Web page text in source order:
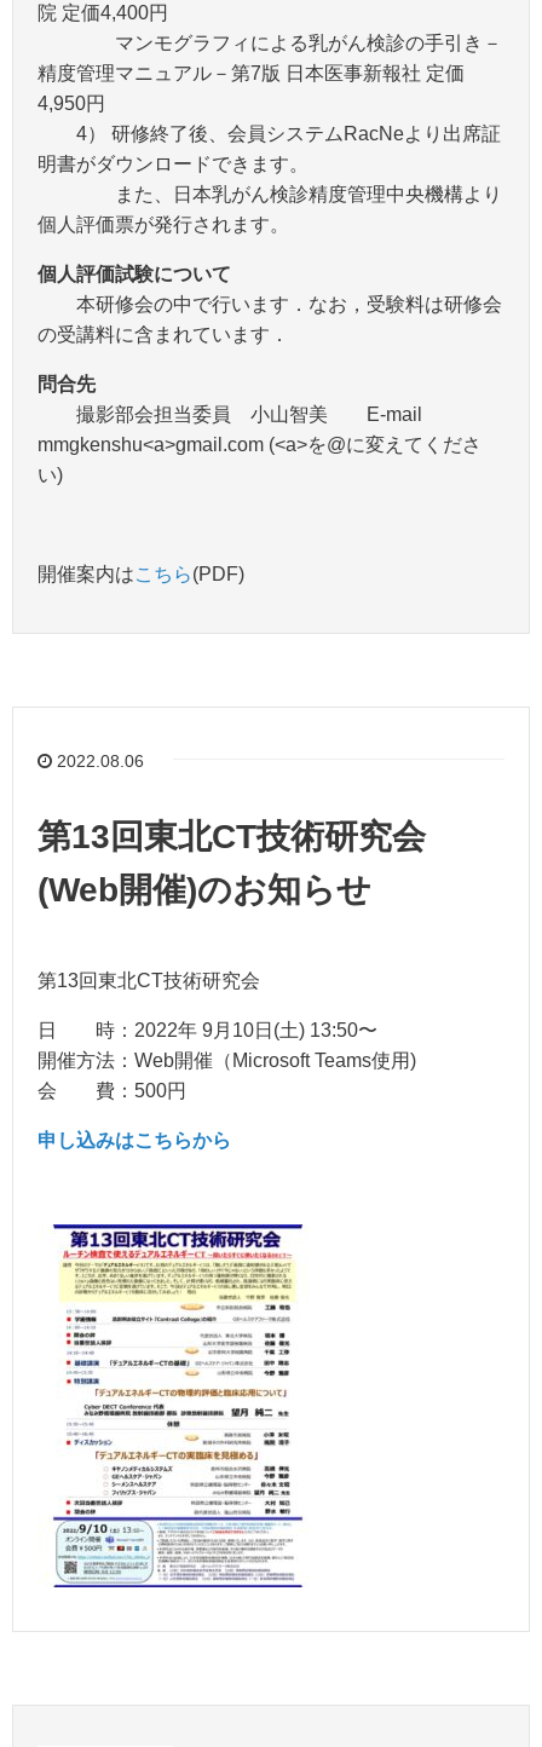
院 定価4,400円
マンモグラフィによる乳がん検診の手引き－
精度管理マニュアル－第7版 日本医事新報社 定価
4,950円
4） 研修終了後、会員システムRacNeより出席証
明書がダウンロードできます。
また、日本乳がん検診精度管理中央機構より
個人評価票が発行されます。
個人評価試験について
本研修会の中で行います．なお，受験料は研修会
の受講料に含まれています．
問合先
撮影部会担当委員 小山智美 E-mail
mmgkenshu<a>gmail.com (<a>を@に変えてくださ
い)
開催案内はこちら(PDF)
2022.08.06
第13回東北CT技術研究会
(Web開催)のお知らせ
第13回東北CT技術研究会
日 時：2022年 9月10日(土) 13:50〜
開催方法：Web開催（Microsoft Teams使用)
会 費：500円
申し込みはこちらから